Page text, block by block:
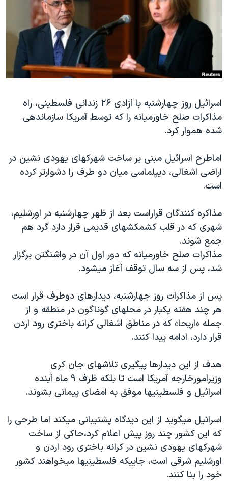
فرهنگ و زندگی
حقوق شهروندی
علم و فناوری
گالری عکس
آرشیو پخش زنده
انتخابات ریاست جمهوری آمریکا ۲۰۲۴
حمله جمهوری اسلامی به اسرائیل
اعتراضات زن، زندگی، آزادی
مجموعه مستندهای دادخواهی
تریبونال مردمی آبان ۹۸
دادگاه حمید نوری
چهل سال گروگان‌گیری
اعتراضات مردمی آبان ۹۸
اسرائیل در جنگ
نرگس محمدی برنده جایزه نوبل صلح
همایش محافظه‌کاران آمریکا «سی‌پک»
سفر پرزیدنت ترامپ به چین
دنبال کنید
زبانهای مختلف
اسرائیل روز چهارشنبه با آزادی ۲۶ زندانی فلسطینی، راه
مذاکرات صلح خاورمیانه را که توسط آمریکا سازماندهی
شده هموار کرد.
اماطرح اسرائیل مبنی بر ساخت شهرکهای یهودی نشین در
اراضی اشغالی، دیپلماسی میان دو طرف را دشوارتر کرده
است.
مذاکره کنندگان قراراست بعد از ظهر چهارشنبه در اورشلیم،
شهری که در قلب کشمکشهای قدیمی قرار دارد گرد هم
جمع شوند.
مذاکرات صلح خاورمیانه که دور اول آن در واشنگتن برگزار
شد، پس از سه سال توقف آغاز میشود.
پس از مذاکرات روز چهارشنبه، دیدارهای دوطرف قرار است
هر چند هفته یکبار در محلهای گوناگون در منطقه و از
جمله «اریحا» که در مناطق اشغالی کرانه باختری رود اردن
قرار دارد، ادامه پیدا کنند.
هدف از این دیدارها پیگیری تلاشهای جان کری
وزیرامورخارجه آمریکا است تا بلکه ظرف ٩ ماه آینده
اسرائیل و فلسطینیها موفق به امضای پیمانی بشوند.
اسرائیل میگوید از این دیدگاه پشتیبانی میکند اما طرحی را
که این کشور چند روز پیش اعلام کرد،حاکی از ساخت
شهرکهای یهودی نشین در کرانه باختری رود اردن و
اورشلیم شرقی است، جاییکه فلسطینیها میخواهند کشور
خود را بنا کنند.